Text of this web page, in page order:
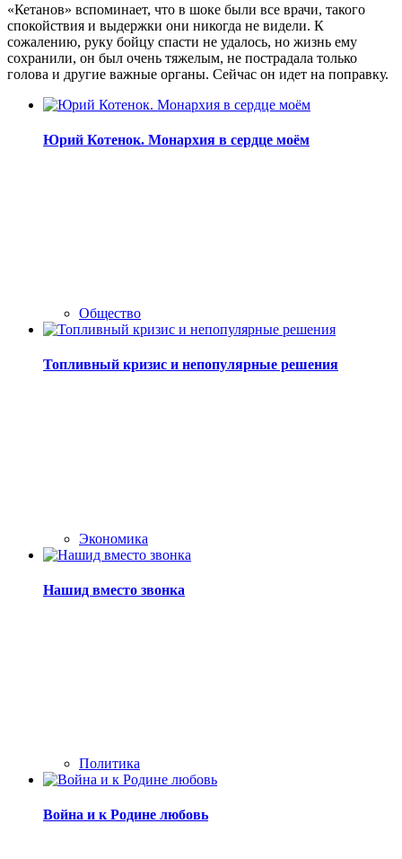
«Кетанов» вспоминает, что в шоке были все врачи, такого
спокойствия и выдержки они никогда не видели. К
сожалению, руку бойцу спасти не удалось, но жизнь ему
сохранили, он был очень тяжелым, не пострадала только
голова и другие важные органы. Сейчас он идет на поправку.
Юрий Котенок. Монархия в сердце моём
Общество
Топливный кризис и непопулярные решения
Экономика
Нашид вместо звонка
Политика
Война и к Родине любовь